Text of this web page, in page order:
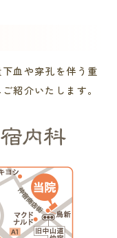
血や穿孔を伴う重
紹介いたします。